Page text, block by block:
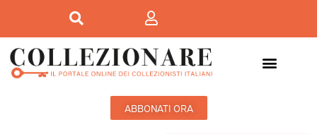
ABBONATI ORA